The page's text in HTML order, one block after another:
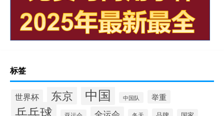
标签
世界杯 东京 中国 中国队 举重
乒乓球